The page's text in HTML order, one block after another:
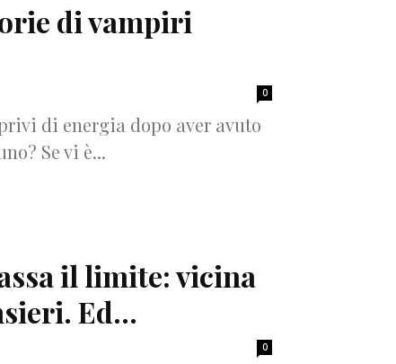
di vampiri
0
di energia dopo aver avuto
Se vi è...
il limite: vicina
Ed...
0